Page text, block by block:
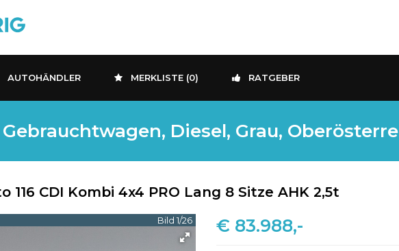
AUTOHÄNDLER MERKLISTE (0) RATGEBER
Diesel, Grau,
116 CDI Kombi 4x4 PRO Lang 8 Sitze AHK 2,5t
Bild 1/26 € 83.988,-